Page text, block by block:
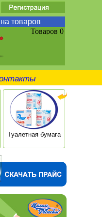
Туалетная бумага
товаров
Товаров 0